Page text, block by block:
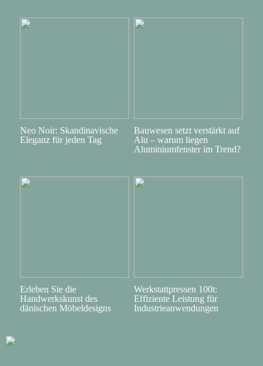
Neo Noir: Skandinavische
Eleganz für jeden Tag
Bauwesen setzt verstärkt auf
Alu – warum liegen
Aluminiumfenster im Trend?
Erleben Sie die
Handwerkskunst des
dänischen Möbeldesigns
Werkstattpressen 100t:
Effiziente Leistung für
Industrieanwendungen